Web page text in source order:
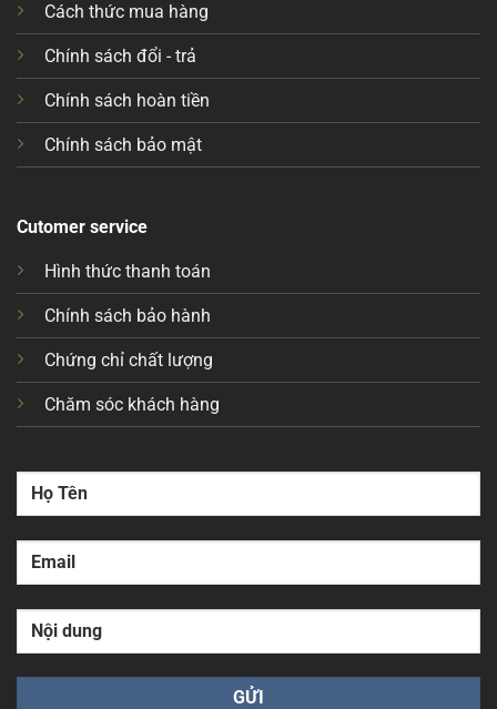
Cách thức mua hàng
Chính sách đổi - trả
Chính sách hoàn tiền
Chính sách bảo mật
Cutomer service
Hình thức thanh toán
Chính sách bảo hành
Chứng chỉ chất lượng
Chăm sóc khách hàng